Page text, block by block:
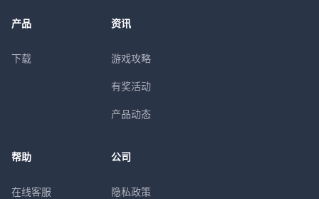
产品
下载
资讯
游戏攻略
有奖活动
产品动态
帮助
在线客服
公司
隐私政策